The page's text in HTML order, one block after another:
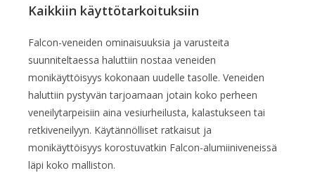
Kaikkiin käyttötarkoituksiin
Falcon-veneiden ominaisuuksia ja varusteita
suunniteltaessa haluttiin nostaa veneiden
monikäyttöisyys kokonaan uudelle tasolle. Veneiden
haluttiin pystyvän tarjoamaan jotain koko perheen
veneilytarpeisiin aina vesiurheilusta, kalastukseen tai
retkiveneilyyn. Käytännölliset ratkaisut ja
monikäyttöisyys korostuvatkin Falcon-alumiiniveneissä
läpi koko malliston.